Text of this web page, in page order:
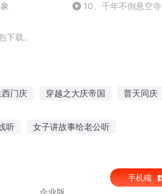
10、千年不倒悬空寺
载。
门庆 穿越之大庆帝国 普天同庆
听 女子讲故事给老公听
企业版
手机端